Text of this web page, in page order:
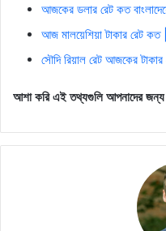
আজকের ডলার রেট কত
আজ মালয়েশিয়া টাকার রেট
সৌদি রিয়াল রেট আজকের
আশা করি এই তথ্যগুলি আপনাদের জন্য